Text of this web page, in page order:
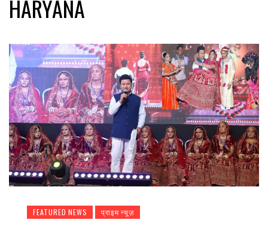
HARYANA
FEATURED NEWS प्राइम न्यूज़